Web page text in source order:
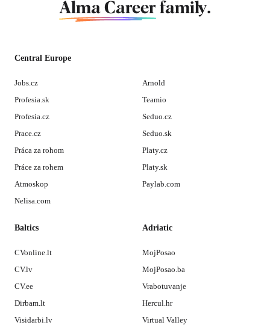
Alma Career family.
Central Europe
Jobs.cz
Profesia.sk
Profesia.cz
Prace.cz
Práca za rohom
Práce za rohem
Atmoskop
Nelisa.com
Arnold
Teamio
Seduo.cz
Seduo.sk
Platy.cz
Platy.sk
Paylab.com
Baltics
CVonline.lt
CV.lv
CV.ee
Dirbam.lt
Visidarbi.lv
Adriatic
MojPosao
MojPosao.ba
Vrabotuvanje
Hercul.hr
Virtual Valley